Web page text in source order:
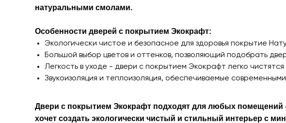
натуральными смолами.
Особенности дверей с покрытием Экокрафт:
Экологически чистое и безопасное для здоровья покрытие
Большой выбор цветов и оттенков, позволяющий подобрать
Легкость в уходе - двери с покрытием Экокрафт легко
Звукоизоляция и теплоизоляция, обеспечиваемые
Двери с покрытием Экокрафт подходят для любых помещений
хочет создать экологически чистый и стильный интерьер с